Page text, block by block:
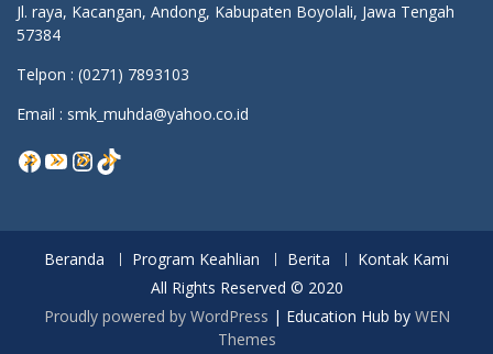
Jl. raya, Kacangan, Andong, Kabupaten Boyolali, Jawa Tengah
57384
Telpon : (0271) 7893103
Email : smk_muhda@yahoo.co.id
Facebook
YouTube
Instagram
TikTok
Beranda Program Keahlian Berita
Kontak Kami
All Rights Reserved © 2020
Proudly powered by WordPress | Education Hub by WEN
Themes